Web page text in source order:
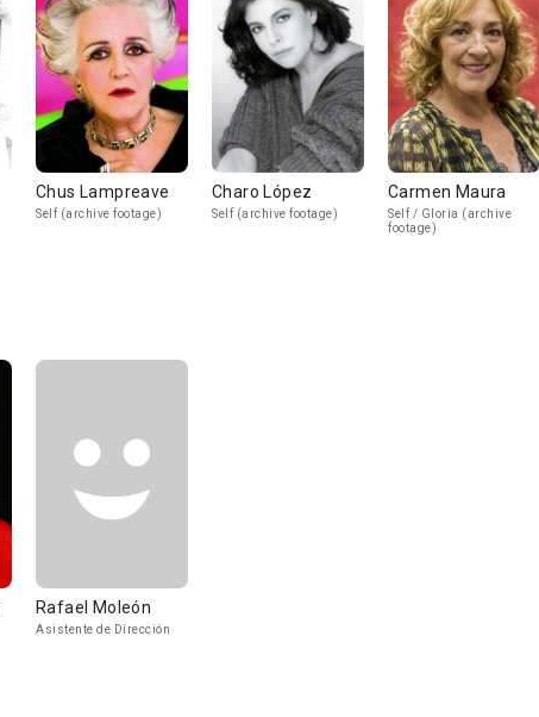
Chus Lampreave
Self (archive footage)
Charo López
Self (archive footage)
Carmen Maura
Self / Gloria (archive
footage)
Rafael Moleón
Asistente de Dirección